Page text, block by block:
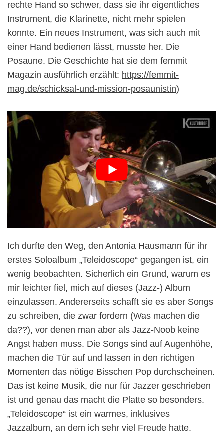
rechte Hand so schwer, dass sie ihr eigentliches
Instrument, die Klarinette, nicht mehr spielen
konnte. Ein neues Instrument, was sich auch mit
einer Hand bedienen lässt, musste her. Die
Posaune. Die Geschichte hat sie dem femmit
Magazin ausführlich erzählt: https://femmit-
mag.de/schicksal-und-mission-posaunistin)
Ich durfte den Weg, den Antonia Hausmann für ihr
erstes Soloalbum „Teleidoscope“ gegangen ist, ein
wenig beobachten. Sicherlich ein Grund, warum es
mir leichter fiel, mich auf dieses (Jazz-) Album
einzulassen. Andererseits schafft sie es aber Songs
zu schreiben, die zwar fordern (Was machen die
da??), vor denen man aber als Jazz-Noob keine
Angst haben muss. Die Songs sind auf Augenhöhe,
machen die Tür auf und lassen in den richtigen
Momenten das nötige Bisschen Pop durchscheinen.
Das ist keine Musik, die nur für Jazzer geschrieben
ist und genau das macht die Platte so besonders.
„Teleidoscope“ ist ein warmes, inklusives
Jazzalbum, an dem ich sehr viel Freude hatte.